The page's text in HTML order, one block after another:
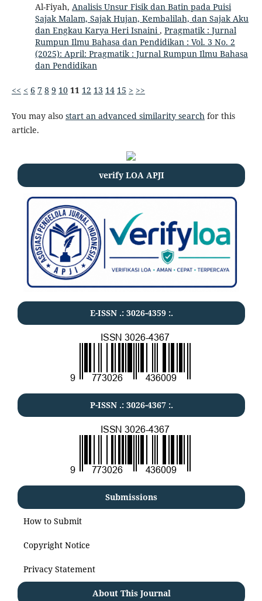
Al-Fiyah, Analisis Unsur Fisik dan Batin pada Puisi
Sajak Malam, Sajak Hujan, Kembalilah, dan Sajak Aku
dan Engkau Karya Heri Isnaini, Pragmatik : Jurnal
Rumpun Ilmu Bahasa dan Pendidikan : Vol. 3 No. 2
(2025): April: Pragmatik : Jurnal Rumpun Ilmu Bahasa
dan Pendidikan
<< < 6 7 8 9 10 11 12 13 14 15 > >>
You may also start an advanced similarity searchfor this
article.
verify LOA APJI
E-ISSN .: 3026-4359:.
P-ISSN .: 3026-4367:.
Submissions
How to Submit
Copyright Notice
Privacy Statement
About This Journal